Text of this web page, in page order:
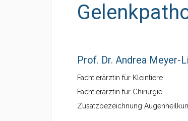
Prof. Dr. Andrea Meyer-
Fachtierärztin für Kleintiere
Fachtierärztin für Chirurgie
Zusatzbezeichnung